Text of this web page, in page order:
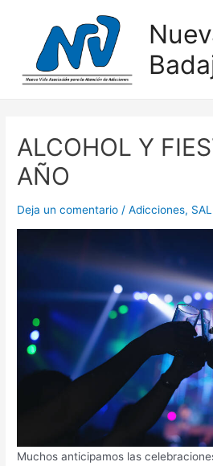
ALCOHOL Y
AÑO
Deja un comentario /Adicciones,
Muchos anticipamos las